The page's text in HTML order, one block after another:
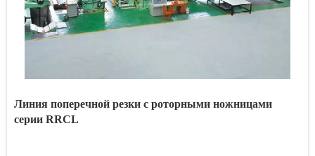
Линия поперечной резки с роторными ножницами
серии RRCL